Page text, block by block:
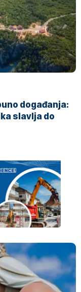
događanja:
slavlja do